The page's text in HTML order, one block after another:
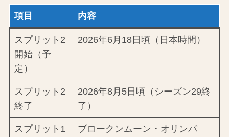
項目 内容
スプリット2
開始（予
定）
2026年6月18日頃（日本時間）
スプリット2
終了
2026年8月5日頃（シーズン29終
了）
スプリット1
ブロークンムーン・オリンパ